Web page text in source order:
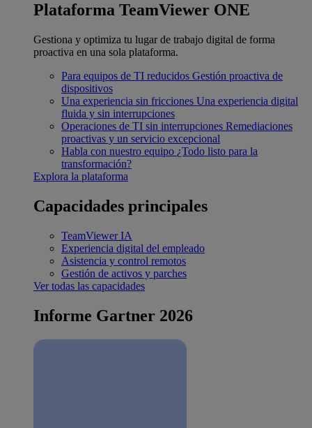
Plataforma TeamViewer ONE
Gestiona y optimiza tu lugar de trabajo digital de forma
proactiva en una sola plataforma.
Para equipos de TI reducidos Gestión proactiva de
dispositivos
Una experiencia sin fricciones Una experiencia digital
fluida y sin interrupciones
Operaciones de TI sin interrupciones Remediaciones
proactivas y un servicio excepcional
Habla con nuestro equipo ¿Todo listo para la
transformación?
Explora la plataforma
Capacidades principales
TeamViewer IA
Experiencia digital del empleado
Asistencia y control remotos
Gestión de activos y parches
Ver todas las capacidades
Informe Gartner 2026